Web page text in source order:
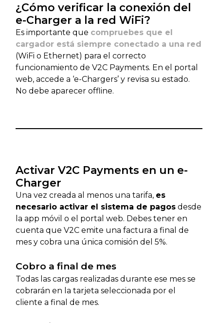
¿Cómo verificar la conexión del
e-Charger a la red WiFi?
Es importante que compruebes que el
cargador está siempre conectado a una red
(WiFi o Ethernet) para el correcto
funcionamiento de V2C Payments. En el portal
web, accede a ‘e-Chargers’ y revisa su estado.
No debe aparecer offline.
Activar V2C Payments en un e-
Charger
Una vez creada al menos una tarifa, es
necesario activar el sistema de pagos desde
la app móvil o el portal web. Debes tener en
cuenta que V2C emite una factura a final de
mes y cobra una única comisión del 5%.
Cobro a final de mes
Todas las cargas realizadas durante ese mes se
cobrarán en la tarjeta seleccionada por el
cliente a final de mes.